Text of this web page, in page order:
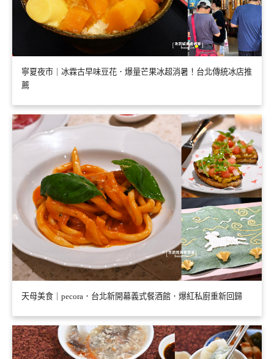
寧夏夜市｜冰霖古早味豆花．爆量芒果冰超消暑！台北傳統冰店推
薦
天母美食｜pecora．台北新開幕義式餐酒館．爆紅私廚重新回歸